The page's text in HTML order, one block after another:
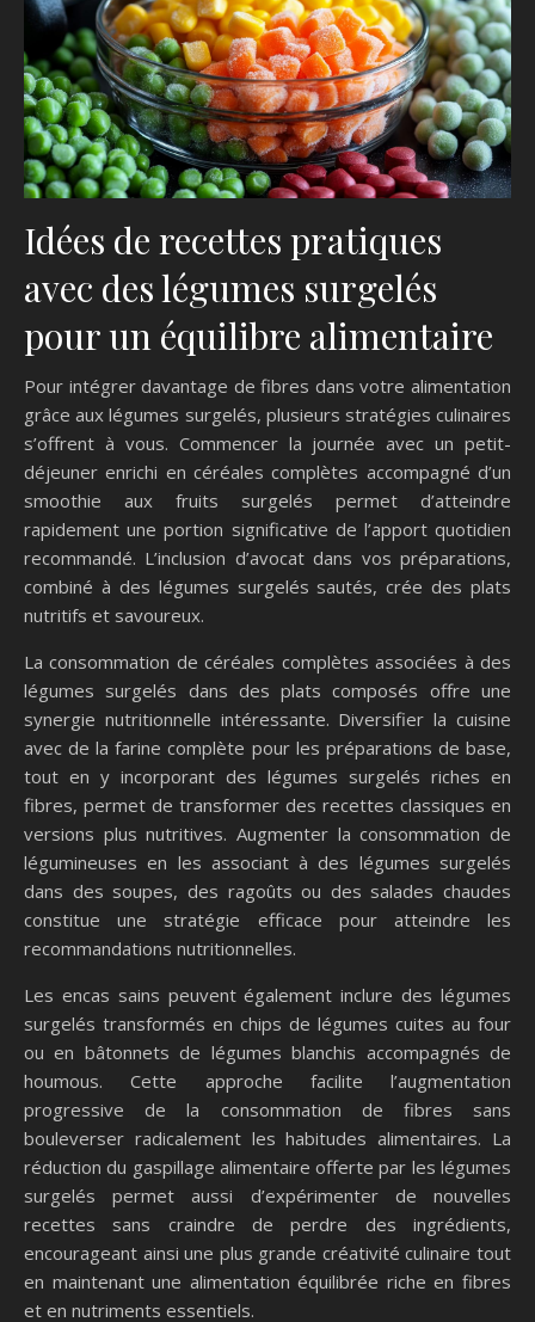
Idées de recettes pratiques
avec des légumes surgelés
pour un équilibre alimentaire
Pour intégrer davantage de fibres dans votre alimentation
grâce aux légumes surgelés, plusieurs stratégies culinaires
s’offrent à vous. Commencer la journée avec un petit-
déjeuner enrichi en céréales complètes accompagné d’un
smoothie aux fruits surgelés permet d’atteindre
rapidement une portion significative de l’apport quotidien
recommandé. L’inclusion d’avocat dans vos préparations,
combiné à des légumes surgelés sautés, crée des plats
nutritifs et savoureux.
La consommation de céréales complètes associées à des
légumes surgelés dans des plats composés offre une
synergie nutritionnelle intéressante. Diversifier la cuisine
avec de la farine complète pour les préparations de base,
tout en y incorporant des légumes surgelés riches en
fibres, permet de transformer des recettes classiques en
versions plus nutritives. Augmenter la consommation de
légumineuses en les associant à des légumes surgelés
dans des soupes, des ragoûts ou des salades chaudes
constitue une stratégie efficace pour atteindre les
recommandations nutritionnelles.
Les encas sains peuvent également inclure des légumes
surgelés transformés en chips de légumes cuites au four
ou en bâtonnets de légumes blanchis accompagnés de
houmous. Cette approche facilite l’augmentation
progressive de la consommation de fibres sans
bouleverser radicalement les habitudes alimentaires. La
réduction du gaspillage alimentaire offerte par les légumes
surgelés permet aussi d’expérimenter de nouvelles
recettes sans craindre de perdre des ingrédients,
encourageant ainsi une plus grande créativité culinaire tout
en maintenant une alimentation équilibrée riche en fibres
et en nutriments essentiels.